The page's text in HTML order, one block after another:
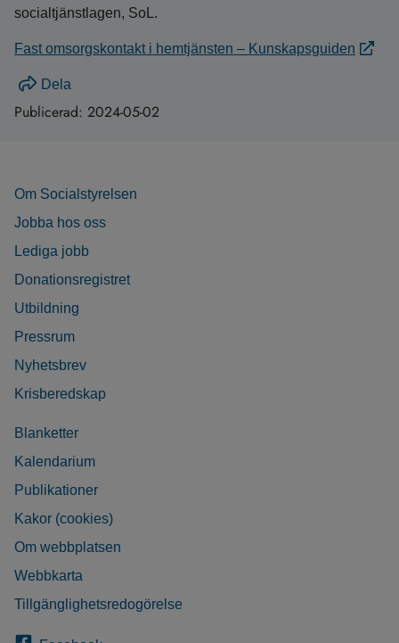
socialtjänstlagen, SoL.
Fast omsorgskontakt i hemtjänsten – Kunskapsguiden
Dela
Publicerad: 2024-05-02
Om Socialstyrelsen
Jobba hos oss
Lediga jobb
Donationsregistret
Utbildning
Pressrum
Nyhetsbrev
Krisberedskap
Blanketter
Kalendarium
Publikationer
Kakor (cookies)
Om webbplatsen
Webbkarta
Tillgänglighetsredogörelse